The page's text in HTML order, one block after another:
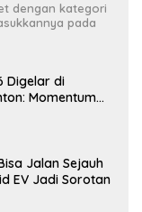
dengan kategori
pada
Digelar di
Momentum
Jalan Sejauh
EV Jadi Sorotan